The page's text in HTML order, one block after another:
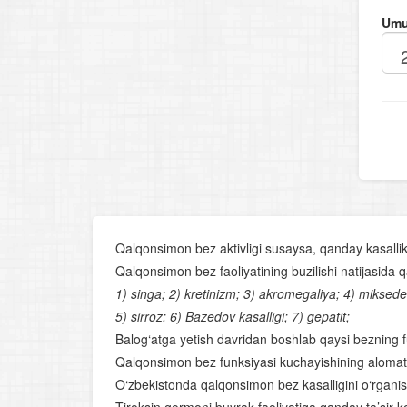
Qalqonsimon bez aktivligi susaysa, qanday
Qalqonsimon bez faoliyatining buzilishi natijasida
1) singa; 2) kretinizm; 3) akromegaliya; 4)
5) sirroz; 6) Bazedov kasalligi; 7) gepatit;
Balog‘atga yetish davridan boshlab qaysi bezning
Qalqonsimon bez funksiyasi kuchayishining
O‘zbekistonda qalqonsimon bez kasalligini